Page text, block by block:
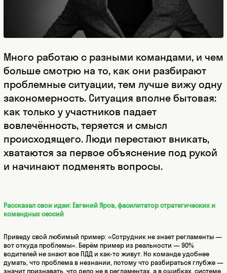
Много работаю с разными командами, и чем
больше смотрю на то, как они разбирают
проблемные ситуации, тем лучше вижу одну
закономерность. Ситуация вполне бытовая:
как только у участников падает
вовлечённость, теряется и смысл
происходящего. Люди перестают вникать,
хватаются за первое объяснение под рукой
и начинают подменять вопросы.
Рассказал свои идеи: Евгений Яров, фасилитатор стратегических и
командных сессий
Приведу свой любимый пример: «Сотрудник не знает регламенты —
вот откуда проблемы». Берём пример из реальности — 90%
водителей не знают все ПДД и как-то живут. Но команде удобнее
думать, что проблема в незнании, потому что разбираться глубже —
значит признавать, что дело не в регламентах, а в ошибках, системе,